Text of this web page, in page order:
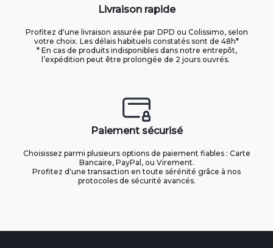
Livraison rapide
Profitez d'une livraison assurée par DPD ou Colissimo, selon
votre choix. Les délais habituels constatés sont de 48h*
* En cas de produits indisponibles dans notre entrepôt,
l’expédition peut être prolongée de 2 jours ouvrés.
Paiement sécurisé
Choisissez parmi plusieurs options de paiement fiables : Carte
Bancaire, PayPal, ou Virement.
Profitez d'une transaction en toute sérénité grâce à nos
protocoles de sécurité avancés.